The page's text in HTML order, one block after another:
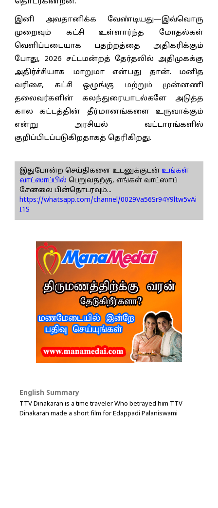
இனி அவதானிக்க வேண்டியது—இவ்வொரு
முறைவும் கட்சி உள்ளார்ந்த மோதல்கள்
வெளிப்படையாக பதற்றத்தை அதிகரிக்கும்
போது, 2026 சட்டமன்றத் தேர்தலில் அதிமுகக்கு
அதிர்ச்சியாக மாறுமா என்பது தான். மனித
வரிசை, கட்சி ஒழுங்கு மற்றும் முன்னணி
தலைவர்களின் கலந்துரையாடல்களே அடுத்த
கால கட்டத்தின் தீர்மானங்களை உருவாக்கும்
என்று அரசியல் வட்டாரங்களில்
குறிப்பிடப்படுகிறதாகத் தெரிகிறது.
இதுபோன்ற செய்திகளை உடனுக்குடன் உங்கள்
வாட்ஸாப்பில் பெறுவதற்கு, எங்கள் வாட்ஸாப்
சேனலை பின்தொடரவும்...
https://whatsapp.com/channel/0029Va56Sr94Y9ltw5vAi
I1S
English Summary
TTV Dinakaran is a time traveler Who betrayed him TTV
Dinakaran made a short film for Edappadi Palaniswami